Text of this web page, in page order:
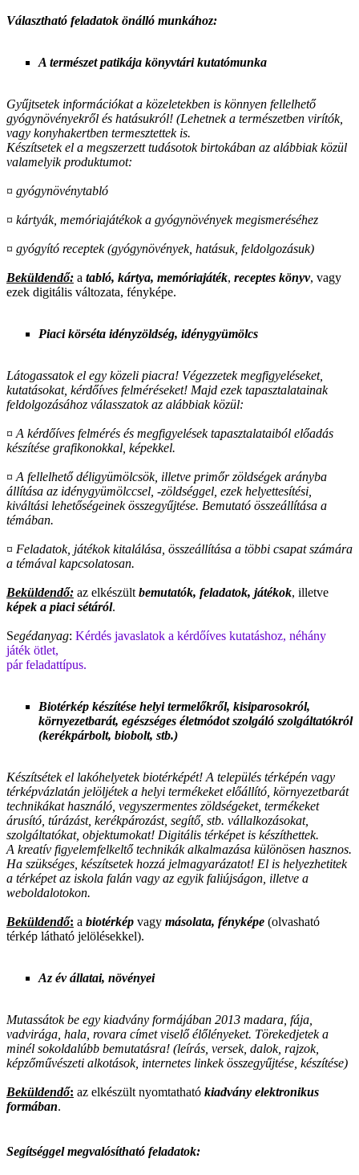
Választható feladatok önálló munkához:
A természet patikája könyvtári kutatómunka
Gyűjtsetek információkat a közeletekben is könnyen fellelhető
gyógynövényekről és hatásukról! (Lehetnek a természetben virítók,
vagy konyhakertben termesztettek is.
Készítsetek el a megszerzett tudásotok birtokában az alábbiak közül
valamelyik produktumot:
¤ gyógynövénytabló
¤ kártyák, memóriajátékok a gyógynövények megismeréséhez
¤ gyógyító receptek (gyógynövények, hatásuk, feldolgozásuk)
Beküldendő: a tabló, kártya, memóriajáték, receptes könyv, vagy
ezek digitális változata, fényképe.
Piaci körséta idényzöldség, idénygyümölcs
Látogassatok el egy közeli piacra! Végezzetek megfigyeléseket,
kutatásokat, kérdőíves felméréseket! Majd ezek tapasztalatainak
feldolgozásához válasszatok az alábbiak közül:
¤ A kérdőíves felmérés és megfigyelések tapasztalataiból előadás
készítése grafikonokkal, képekkel.
¤ A fellelhető déligyümölcsök, illetve primőr zöldségek arányba
állítása az idénygyümölccsel, -zöldséggel, ezek helyettesítési,
kiváltási lehetőségeinek összegyűjtése. Bemutató összeállítása a
témában.
¤ Feladatok, játékok kitalálása, összeállítása a többi csapat számára
a témával kapcsolatosan.
Beküldendő: az elkészült bemutatók, feladatok, játékok, illetve
képek a piaci sétáról.
Segédanyag: Kérdés javaslatok a kérdőíves kutatáshoz, néhány
játék ötlet,
pár feladattípus.
Biotérkép készítése helyi termelőkről, kisiparosokról,
környezetbarát, egészséges életmódot szolgáló szolgáltatókról
(kerékpárbolt, biobolt, stb.)
Készítsétek el lakóhelyetek biotérképét! A település térképén vagy
térképvázlatán jelöljétek a helyi termékeket előállító, környezetbarát
technikákat használó, vegyszermentes zöldségeket, termékeket
árusító, túrázást, kerékpározást, segítő, stb. vállalkozásokat,
szolgáltatókat, objektumokat! Digitális térképet is készíthettek.
A kreatív figyelemfelkeltő technikák alkalmazása különösen hasznos.
Ha szükséges, készítsetek hozzá jelmagyarázatot! El is helyezhetitek
a térképet az iskola falán vagy az egyik faliújságon, illetve a
weboldalotokon.
Beküldendő: a biotérkép vagy másolata, fényképe (olvasható
térkép látható jelölésekkel).
Az év állatai, növényei
Mutassátok be egy kiadvány formájában 2013 madara, fája,
vadvirága, hala, rovara címet viselő élőlényeket. Törekedjetek a
minél sokoldalúbb bemutatásra! (leírás, versek, dalok, rajzok,
képzőművészeti alkotások, internetes linkek összegyűjtése, készítése)
Beküldendő: az elkészült nyomtatható kiadvány elektronikus
formában.
Segítséggel megvalósítható feladatok: